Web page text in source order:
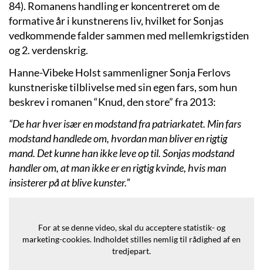
84). Romanens handling er koncentreret om de
formative år i kunstnerens liv, hvilket for Sonjas
vedkommende falder sammen med mellemkrigstiden
og 2. verdenskrig.
Hanne-Vibeke Holst sammenligner Sonja Ferlovs
kunstneriske tilblivelse med sin egen fars, som hun
beskrev i romanen “Knud, den store” fra 2013:
“De har hver især en modstand fra patriarkatet. Min fars
modstand handlede om, hvordan man bliver en rigtig
mand. Det kunne han ikke leve op til. Sonjas modstand
handler om, at man ikke er en rigtig kvinde, hvis man
insisterer på at blive kunster.”
For at se denne video, skal du acceptere statistik- og
marketing-cookies. Indholdet stilles nemlig til rådighed af en
tredjepart.